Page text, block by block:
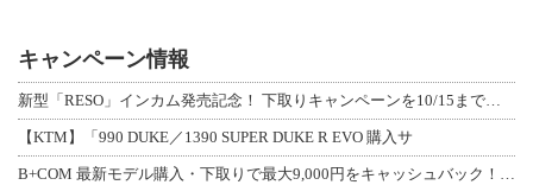
キャンペーン情報
新型「RESO」インカム発売記念！ 下取りキャンペーンを10/15まで延長して開
【KTM】「990 DUKE／1390 SUPER DUKE R EVO 購入サ
B+COM 最新モデル購入・下取りで最大9,000円をキャッシュバック！「B+F